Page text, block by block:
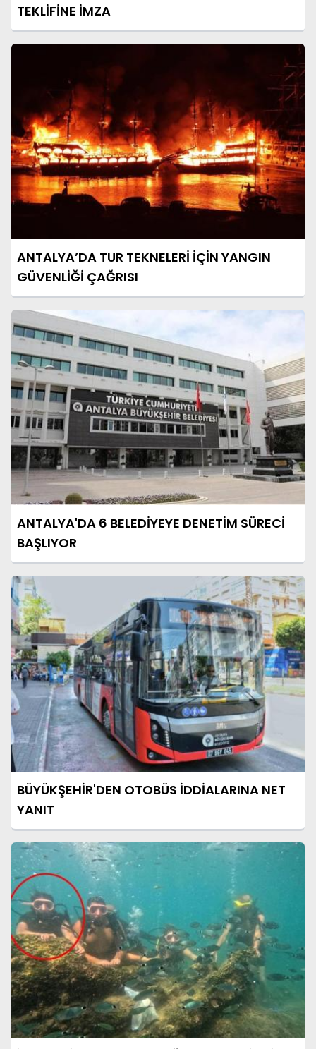
TEKLİFİNE İMZA
ANTALYA’DA TUR TEKNELERİ İÇİN YANGIN
GÜVENLİĞİ ÇAĞRISI
ANTALYA'DA 6 BELEDİYEYE DENETİM SÜRECİ
BAŞLIYOR
BÜYÜKŞEHİR'DEN OTOBÜS İDDİALARINA NET
YANIT